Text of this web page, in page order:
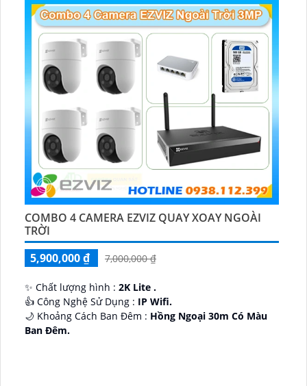
COMBO 4 CAMERA EZVIZ QUAY XOAY NGOÀI
TRỜI
5,900,000 ₫
7,000,000 ₫
✨ Chất lượng hình : 2K Lite .
👍 Công Nghệ Sử Dụng : IP Wifi.
🌙 Khoảng Cách Ban Đêm : Hồng Ngoại 30m Có Màu
Ban Ðêm.